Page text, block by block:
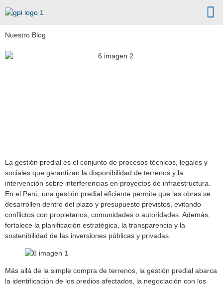
Nuestro Blog
La gestión predial es el conjunto de procesos técnicos, legales y
sociales que garantizan la disponibilidad de terrenos y la
intervención sobre interferencias en proyectos de infraestructura.
En el Perú, una gestión predial eficiente permite que las obras se
desarrollen dentro del plazo y presupuesto previstos, evitando
conflictos con propietarios, comunidades o autoridades. Además,
fortalece la planificación estratégica, la transparencia y la
sostenibilidad de las inversiones públicas y privadas.
Más allá de la simple compra de terrenos, la gestión predial abarca
la identificación de los predios afectados, la negociación con los